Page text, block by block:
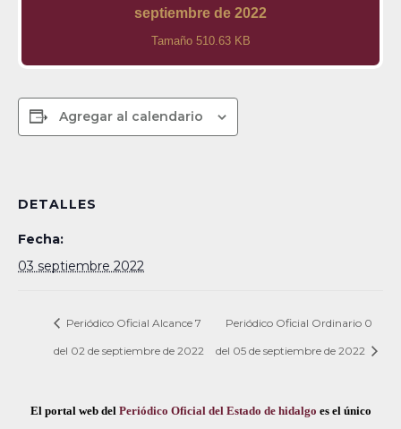
septiembre de 2022
Tamaño 510.63 KB
Agregar al calendario
DETALLES
Fecha:
03 septiembre 2022
Periódico Oficial Alcance 7
del 02 de septiembre de 2022
Periódico Oficial Ordinario 0
del 05 de septiembre de 2022
El portal web del Periódico Oficial del Estado de hidalgo es el único